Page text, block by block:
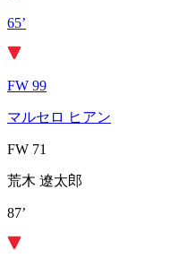
65’
FW 99
マルセロ ヒアン
FW 71
荒木 遼太郎
87’